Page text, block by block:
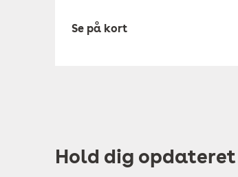
Se på kort
Hold dig opdateret